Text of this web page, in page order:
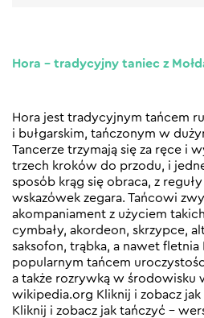
Hora – tradycyjny taniec z
Hora jest tradycyjnym tańcem
i bułgarskim, tańczonym w
Tancerze trzymają się za ręce i
trzech kroków do przodu, i
sposób krąg się obraca, z
wskazówek zegara. Tańcowi
akompaniament z użyciem
cymbały, akordeon, skrzypce,
saksofon, trąbka, a nawet fletnia
popularnym tańcem
a także rozrywką w środowisku
wikipedia.org Kliknij i zobacz
Kliknij i zobacz jak tańczyć –